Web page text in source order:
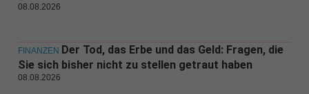
08.08.2026
FINANZEN Der Tod, das Erbe und das Geld: Fragen, die
Sie sich bisher nicht zu stellen getraut haben
08.08.2026